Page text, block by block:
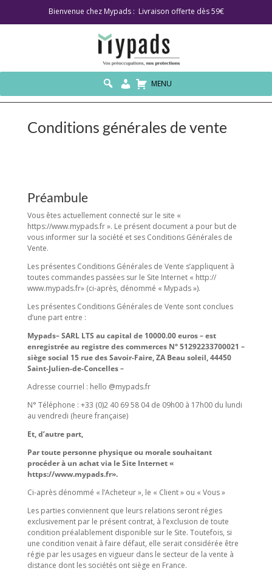
Bienvenue chez Mypads : Livraison offerte dès 59€
MENU
Conditions générales de vente
Préambule
Vous êtes actuellement connecté sur le site «
https://www.mypads.fr ». Le présent document a pour but de
vous informer sur la société et ses Conditions Générales de
Vente.
Les présentes Conditions Générales de Vente s’appliquent à
toutes commandes passées sur le Site Internet « http://
www.mypads.fr» (ci-après, dénommé « Mypads »).
Les présentes Conditions Générales de Vente sont conclues
d’une part entre :
Mypads– SARL LTS au capital de 10000.00 euros – est
enregistrée au registre des commerces N° 51292233700021 –
siège social 15 rue des Savoir-Faire, ZA Beau soleil, 44450
Saint-Julien-de-Concelles –
Adresse courriel : hello @mypads.fr
N° Téléphone : +33 (0)2 40 69 58 04 de 09h00 à 17h00 du lundi
au vendredi (heure française)
Et, d’autre part,
Par toute personne physique ou morale souhaitant
procéder à un achat via le Site Internet «
https://www.mypads.fr».
Ci-après dénommé « l’Acheteur », le « Client » ou « Vous »
Les parties conviennent que leurs relations seront régies
exclusivement par le présent contrat, à l’exclusion de toute
condition préalablement disponible sur le Site. Toutefois, si
une condition venait à faire défaut, elle serait considérée être
régie par les usages en vigueur dans le secteur de la vente à
distance dont les sociétés ont siège en France.